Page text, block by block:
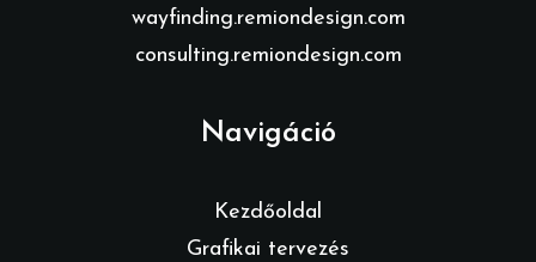
wayfinding.remiondesign.com
consulting.remiondesign.com
Navigáció
Kezdőoldal
Grafikai tervezés